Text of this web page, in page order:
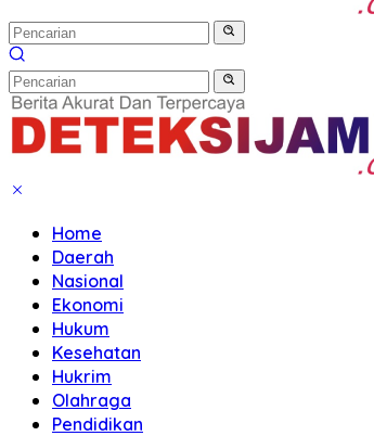
Home
Daerah
Nasional
Ekonomi
Hukum
Kesehatan
Hukrim
Olahraga
Pendidikan